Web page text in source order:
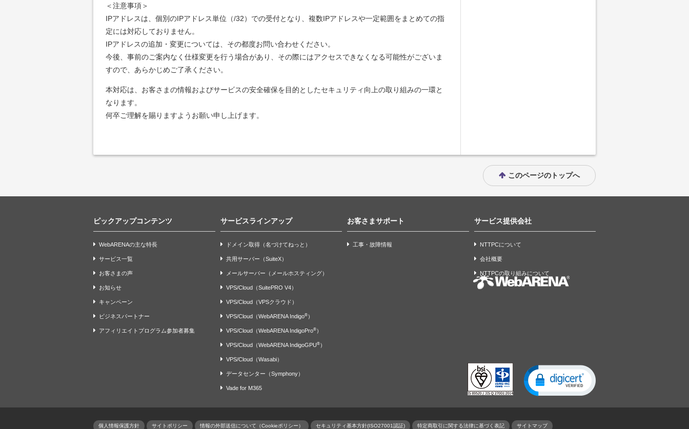
＜注意事項＞
IPアドレスは、個別のIPアドレス単位（/32）での受付となり、複数IPアドレスや一定範囲をまとめての指
定には対応しておりません。
IPアドレスの追加・変更については、その都度お問い合わせください。
今後、事前のご案内なく仕様変更を行う場合があり、その際にはアクセスできなくなる可能性がございま
すので、あらかじめご了承ください。
本対応は、お客さまの情報およびサービスの安全確保を目的としたセキュリティ向上の取り組みの一環と
なります。
何卒ご理解を賜りますようお願い申し上げます。
このページのトップへ
ピックアップコンテンツ
WebARENAの主な特長
サービス一覧
お客さまの声
お知らせ
キャンペーン
ビジネスパートナー
アフィリエイトプログラム参加者募集
サービスラインアップ
ドメイン取得（名づけてねっと）
共用サーバー（SuiteX）
メールサーバー（メールホスティング）
VPS/Cloud（SuitePRO V4）
VPS/Cloud（VPSクラウド）
VPS/Cloud（WebARENA Indigo®）
VPS/Cloud（WebARENA IndigoPro®）
VPS/Cloud（WebARENA IndigoGPU®）
VPS/Cloud（Wasabi）
データセンター（Symphony）
Vade for M365
お客さまサポート
工事・故障情報
サービス提供会社
NTTPCについて
会社概要
NTTPCの取り組みについて
個人情報保護方針 サイトポリシー 情報の外部送信について（Cookieポリシー） セキュリティ基本方針(ISO27001認証) 特定商取引に関する法律に基づく表記 サイトマップ